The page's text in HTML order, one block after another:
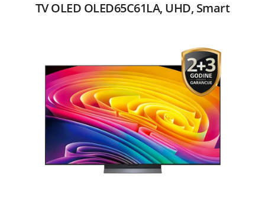
TV OLED OLED65C61LA, UHD, Smart